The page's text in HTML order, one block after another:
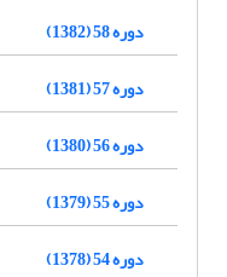
دوره 58 (1382)
دوره 57 (1381)
دوره 56 (1380)
دوره 55 (1379)
دوره 54 (1378)